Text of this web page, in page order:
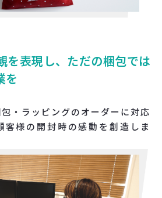
を表現し、ただの梱包では
を
・ラッピングのオーダーに対応
客様の開封時の感動を創造しま